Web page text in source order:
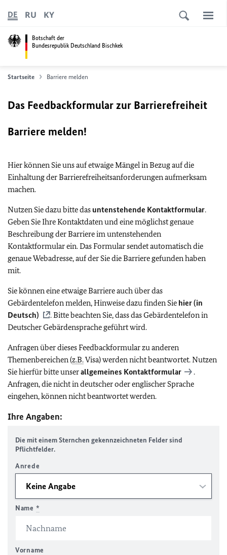
Botschaft der
Bundesrepublik Deutschland Bischkek
DE RU KY
Startseite Barriere melden
Das Feedbackformular zur Barrierefreiheit
Barriere melden!
Hier können Sie uns auf etwaige Mängel in Bezug auf die
Einhaltung der Barrierefreiheitsanforderungen aufmerksam
machen.
Nutzen Sie dazu bitte das untenstehende Kontaktformular.
Geben Sie Ihre Kontaktdaten und eine möglichst genaue
Beschreibung der Barriere im untenstehenden
Kontaktformular ein. Das Formular sendet automatisch die
genaue Webadresse, auf der Sie die Barriere gefunden haben
mit.
Sie können eine etwaige Barriere auch über das
Gebärdentelefon melden, Hinweise dazu finden Sie hier (in
Deutsch)
. Bitte beachten Sie, dass das Gebärdentelefon in
Deutscher Gebärdensprache geführt wird.
Anfragen über dieses Feedbackformular zu anderen
Themenbereichen (z.B.Visa) werden nicht beantwortet. Nutzen
Sie hierfür bitte unserallgemeines Kontaktformular
.
Anfragen, die nicht in deutscher oder englischer Sprache
eingehen, können nicht beantwortet werden.
Ihre Angaben:
Die mit einem Sternchen gekennzeichneten Felder sind
Pflichtfelder.
Anrede
Name *
Vorname